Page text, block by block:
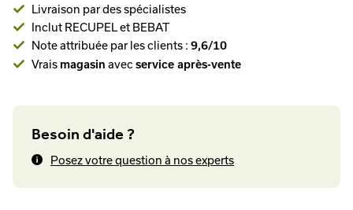
Livraison par des spécialistes
Inclut RECUPEL et BEBAT
Note attribuée par les clients : 9,6/10
Vrais magasin avec service après-vente
Besoin d'aide ?
Posez votre question à nos experts